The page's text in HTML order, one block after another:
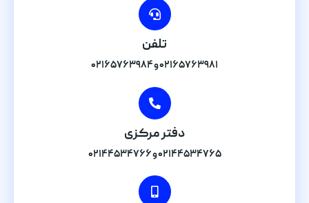
تلفن
۰۲۱۶۵۷۶۳۹۸۱ و ۰۲۱۶۵۷۶۳۹۸۴
دفتر مرکزی
۰۲۱۴۴۵۳۴۷۶۵ و ۰۲۱۴۴۵۳۴۷۶۶